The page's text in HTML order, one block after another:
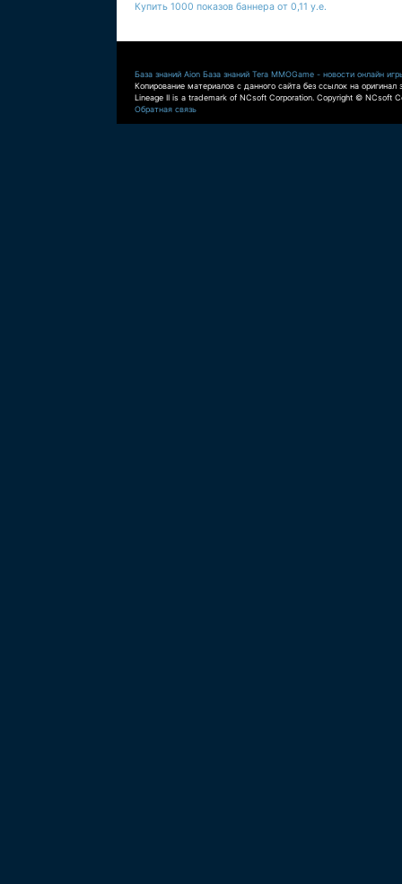
Купить 1000 показов баннера от 0,11 у.е.
База знаний Aion База знаний Tera MMOGame - новости онлайн
Копирование материалов с данного сайта без ссылок на оригинал
Lineage II is a trademark of NCsoft Corporation. Copyright © NCsoft
Обратная связь